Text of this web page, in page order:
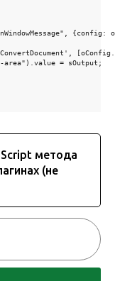
{config:
area").value = sOutput;
метода
(не